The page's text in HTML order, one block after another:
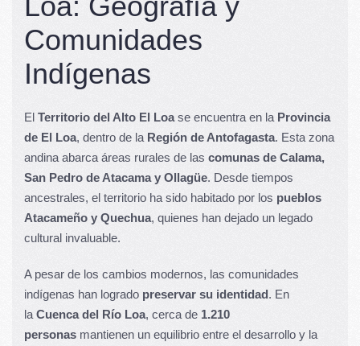
Comunidades
Indígenas
El Territorio del Alto El Loase encuentra en la Provincia
de El Loa, dentro de la Región de Antofagasta. Esta zona
andina abarca áreas rurales de las comunas de Calama,
San Pedro de Atacama y Ollagüe. Desde tiempos
ancestrales, el territorio ha sido habitado por los pueblos
Atacameño y Quechua, quienes han dejado un legado
cultural invaluable.
A pesar de los cambios modernos, las comunidades
indígenas han logrado preservar su identidad. En
la Cuenca del Río Loa, cerca de 1.210
personas mantienen un equilibrio entre el desarrollo y la